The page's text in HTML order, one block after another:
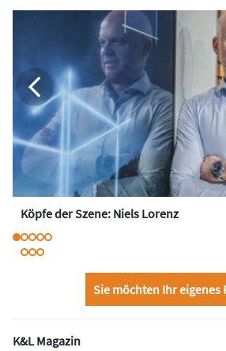
Köpfe der Szene: Niels Lorenz
Sie möchten Ihr eigenes
K&L Magazin